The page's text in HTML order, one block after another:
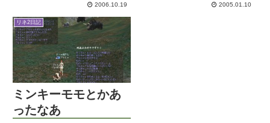
クエパートナーは一回性クエマニ
アの蛸さんです。○巨人パヴェル
の遺跡 Lv46～シュチュ村の鍛
冶屋にニューイヤーっていうお...
2006.10.19
すね。強いなあ。開始直前。敵勢
2005.01.10
リネ2日記
ミンキーモモとかあ
ったなあ